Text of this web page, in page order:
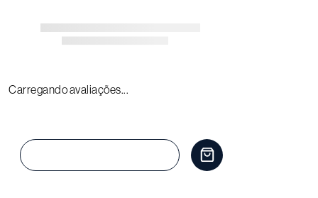
Carregando avaliações...